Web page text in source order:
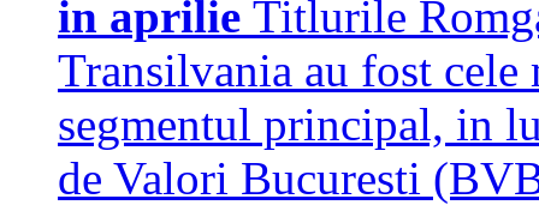
in aprilie Titlurile
Transilvania au fost cele
segmentul principal, in
de Valori Bucuresti